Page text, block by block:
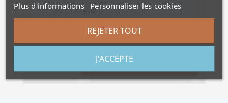
Un ou plusieurs produits sont
indisponibles, veuillez choisir d'autres
variantes avant d'ajouter au panier
AJOUTER AU PANIER
Plus d'informations Personnaliser les cookies
REJETER TOUT
J'ACCEPTE